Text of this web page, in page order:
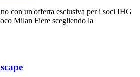
con un'offerta esclusiva per i soci IHG
Milan Fiere scegliendo la